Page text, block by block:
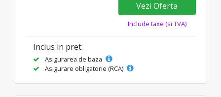
Vezi Oferta
Include taxe (si TVA)
Inclus in pret:
Asigurarea de baza
Asigurare obligatorie (RCA)